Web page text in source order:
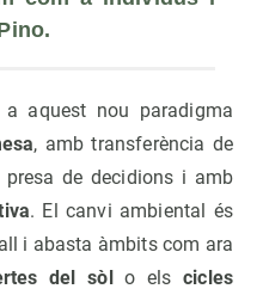
a aquest nou paradigma
, amb transferència de
de decidions i amb
. El canvi ambiental és
i abasta àmbits com ara
del sòl o elscicles